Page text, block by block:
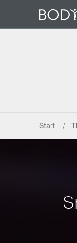
Start